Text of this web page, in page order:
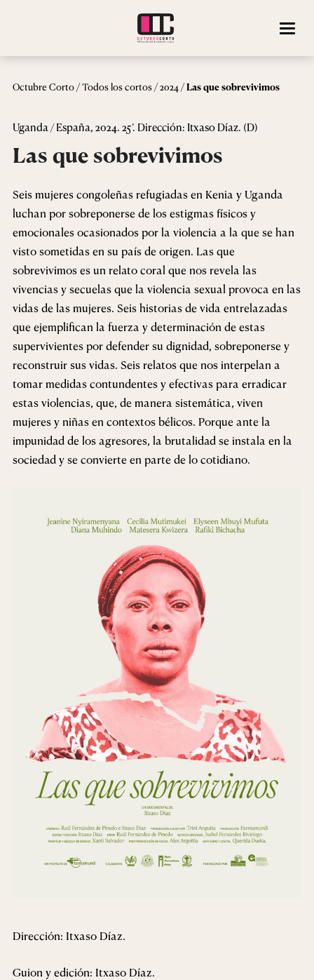
Octubre Corto/Todos los cortos/2024 /Las que sobrevivimos
Uganda / España, 2024. 25’. Dirección: Itxaso Díaz. (D)
Las que sobrevivimos
Seis mujeres congoleñas refugiadas en Kenia y Uganda
luchan por sobreponerse de los estigmas físicos y
emocionales ocasionados por la violencia a la que se han
visto sometidas en su país de origen. Las que
sobrevivimos es un relato coral que nos revela las
vivencias y secuelas que la violencia sexual provoca en las
vidas de las mujeres. Seis historias de vida entrelazadas
que ejemplifican la fuerza y determinación de estas
supervivientes por defender su dignidad, sobreponerse y
reconstruir sus vidas. Seis relatos que nos interpelan a
tomar medidas contundentes y efectivas para erradicar
estas violencias, que, de manera sistemática, viven
mujeres y niñas en contextos bélicos. Porque ante la
impunidad de los agresores, la brutalidad se instala en la
sociedad y se convierte en parte de lo cotidiano.
Dirección: Itxaso Díaz.
Guion y edición: Itxaso Díaz.